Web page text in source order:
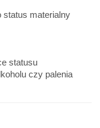
status materialny
statusu
czy palenia